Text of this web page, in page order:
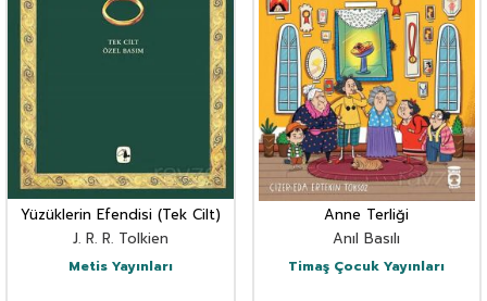
Yüzüklerin Efendisi (Tek Cilt)
J. R. R. Tolkien
Metis Yayınları
Anne Terliği
Anıl Basılı
Timaş Çocuk Yayınları